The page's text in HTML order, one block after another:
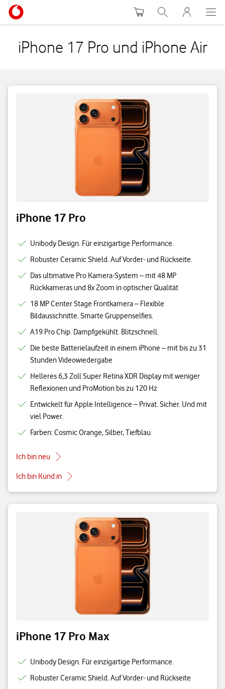
WarenkorbSuche MeinVodafone
iPhone 17 Pro und iPhone Air
iPhone 17 Pro
Unibody Design. Für einzigartige Performance.
Robuster Ceramic Shield. Auf Vorder- und Rückseite.
Das ultimative Pro Kamera-System – mit 48 MP
Rückkameras und 8x Zoom in optischer Qualität
18 MP Center Stage Frontkamera – Flexible
Bildausschnitte. Smarte Gruppenselfies.
A19 Pro Chip. Dampfgekühlt. Blitzschnell.
Die beste Batterielaufzeit in einem iPhone – mit bis zu 31
Stunden Videowiedergabe
Helleres 6,3 Zoll Super Retina XDR Display mit weniger
Reflexionen und ProMotion bis zu 120 Hz
Entwickelt für Apple Intelligence – Privat. Sicher. Und mit
viel Power.
Farben: Cosmic Orange, Silber, Tiefblau
Ich bin neu
Ich bin Kund:in
iPhone 17 Pro Max
Unibody Design. Für einzigartige Performance.
Robuster Ceramic Shield. Auf Vorder- und Rückseite